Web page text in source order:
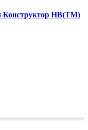
Конструктор HB(ТМ)